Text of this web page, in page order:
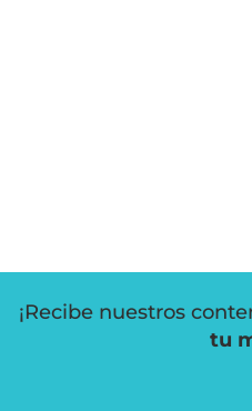
¡Recibe nuestros
tu